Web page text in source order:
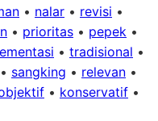
• nalar • revisi •
• prioritas • pepek •
• tradisional •
• sangking • relevan •
• konservatif •